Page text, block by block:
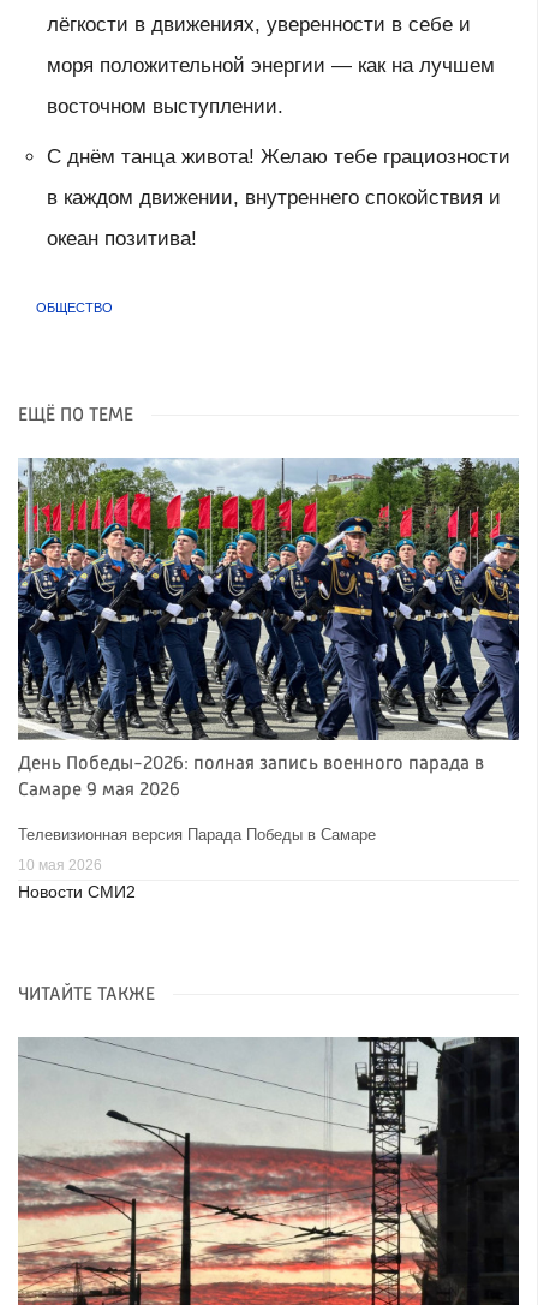
лёгкости в движениях, уверенности в себе и
моря положительной энергии — как на лучшем
восточном выступлении.
С днём танца живота! Желаю тебе грациозности
в каждом движении, внутреннего спокойствия и
океан позитива!
ОБЩЕСТВО
ЕЩЁ ПО ТЕМЕ
День Победы-2026: полная запись военного парада в
Самаре 9 мая 2026
Телевизионная версия Парада Победы в Самаре
10 мая 2026
Новости СМИ2
ЧИТАЙТЕ ТАКЖЕ